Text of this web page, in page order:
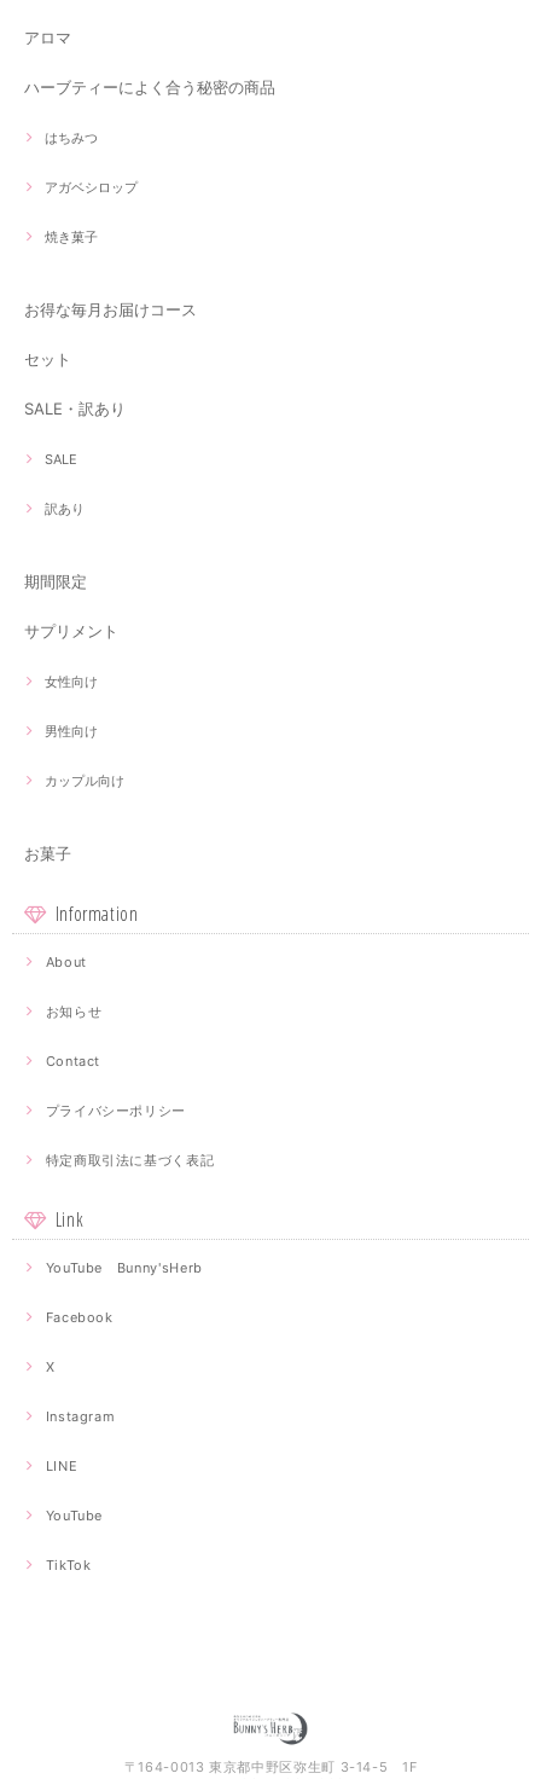
アロマ
ハーブティーによく合う秘密の商品
はちみつ
アガベシロップ
焼き菓子
お得な毎月お届けコース
セット
SALE・訳あり
SALE
訳あり
期間限定
サプリメント
女性向け
男性向け
カップル向け
お菓子
Information
About
お知らせ
Contact
プライバシーポリシー
特定商取引法に基づく表記
Link
YouTube Bunny'sHerb
Facebook
X
Instagram
LINE
YouTube
TikTok
〒164-0013 東京都中野区弥生町 3-14-5 1F